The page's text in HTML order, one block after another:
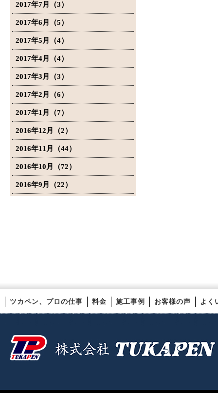
2017年7月（3）
2017年6月（5）
2017年5月（4）
2017年4月（4）
2017年3月（3）
2017年2月（6）
2017年1月（7）
2016年12月（2）
2016年11月（44）
2016年10月（72）
2016年9月（22）
ツカペン、プロの仕事 料金 施工事例 お客様の声 よく